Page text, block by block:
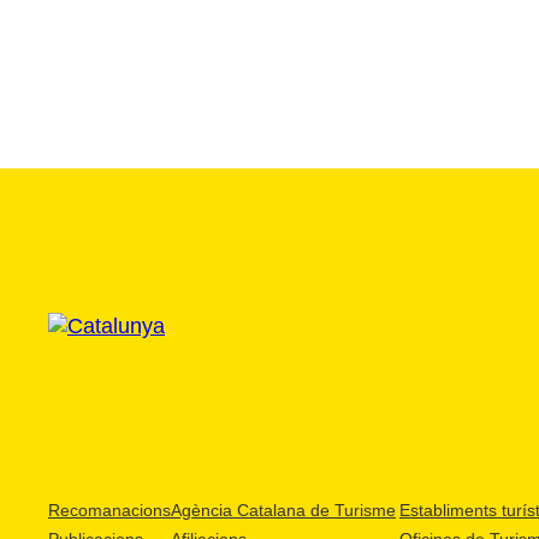
RecomanacionsAgència Catalana de Turisme Establiments